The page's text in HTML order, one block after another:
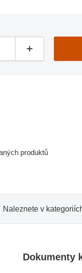
produktů
Naleznete v
Dokumenty